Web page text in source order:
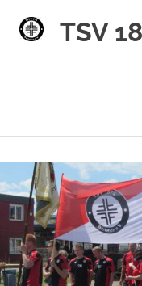
Inhalt
springen
TSV